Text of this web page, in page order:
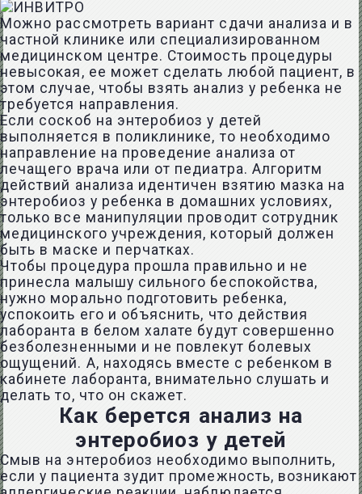
Можно рассмотреть вариант сдачи анализа и в
частной клинике или специализированном
медицинском центре. Стоимость процедуры
невысокая, ее может сделать любой пациент, в
этом случае, чтобы взять анализ у ребенка не
требуется направления.
Если соскоб на энтеробиоз у детей
выполняется в поликлинике, то необходимо
направление на проведение анализа от
лечащего врача или от педиатра. Алгоритм
действий анализа идентичен взятию мазка на
энтеробиоз у ребенка в домашних условиях,
только все манипуляции проводит сотрудник
медицинского учреждения, который должен
быть в маске и перчатках.
Чтобы процедура прошла правильно и не
принесла малышу сильного беспокойства,
нужно морально подготовить ребенка,
успокоить его и объяснить, что действия
лаборанта в белом халате будут совершенно
безболезненными и не повлекут болевых
ощущений. А, находясь вместе с ребенком в
кабинете лаборанта, внимательно слушать и
делать то, что он скажет.
Как берется анализ на
энтеробиоз у детей
Смыв на энтеробиоз необходимо выполнить,
если у пациента зудит промежность, возникают